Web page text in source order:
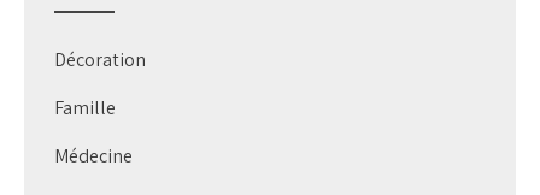
Décoration
Famille
Médecine